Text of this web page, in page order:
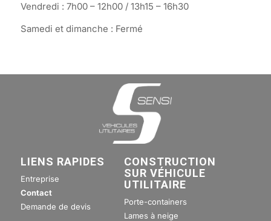
Vendredi : 7h00 – 12h00 / 13h15 – 16h30
Samedi et dimanche : Fermé
LIENS RAPIDES
Entreprise
Contact
Demande de devis
CONSTRUCTION
SUR VÉHICULE
UTILITAIRE
Porte-containers
Lames à neige